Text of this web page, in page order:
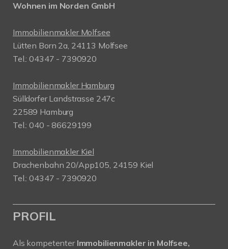
Wohnen im Norden GmbH
Immobilienmakler Molfsee
Lütten Born 2a, 24113 Molfsee
Tel.: 04347 - 7390920
Immobilienmakler Hamburg
Sülldorfer Landstrasse 247c
22589 Hamburg
Tel.: 040 - 86629199
Immobilienmakler Kiel
Drachenbahn 20/App105, 24159 Kiel
Tel.: 04347 - 7390920
PROFIL
Als kompetenter Immobilienmakler in Molfsee,